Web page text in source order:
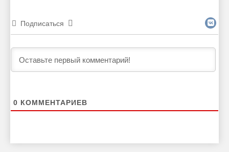
Подписаться
0 КОММЕНТАРИЕВ